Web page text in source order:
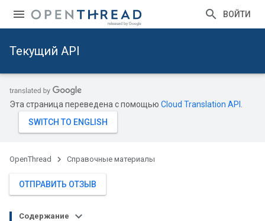
ВОЙТИ
Текущий API
Эта страница переведена с помощью Cloud Translation API
OpenThread Справочные материалы
ОТПРАВИТЬ ОТЗЫВ
Содержание